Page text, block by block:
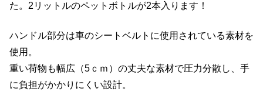
た。2リットルのペットボトルが2本入ります！
ハンドル部分は車のシートベルトに使用されている素材を
使用。
重い荷物も幅広（5ｃｍ）の丈夫な素材で圧力分散し、手
に負担がかかりにくい設計。